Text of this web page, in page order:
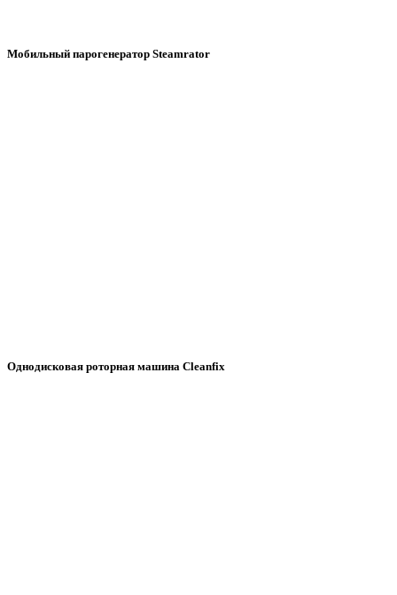
Мобильный парогенератор Steamrator
Однодисковая роторная машина Cleanfix